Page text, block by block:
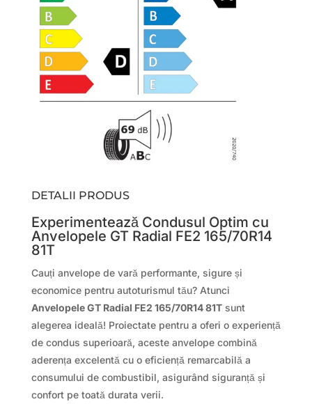
DETALII PRODUS
Experimentează Condusul Optim cu
Anvelopele GT Radial FE2 165/70R14
81T
Cauți anvelope de vară performante, sigure și
economice pentru autoturismul tău? Atunci
Anvelopele GT Radial FE2 165/70R14 81Tsunt
alegerea ideală! Proiectate pentru a oferi o experiență
de condus superioară, aceste anvelope combină
aderența excelentă cu o eficiență remarcabilă a
consumului de combustibil, asigurând siguranță și
confort pe toată durata verii.